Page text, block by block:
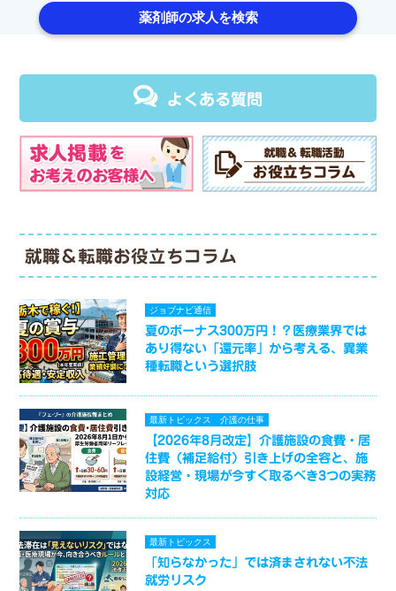
薬剤師の求人を検索
よくある質問
就職＆転職お役立ちコラム
ジョブナビ通信
夏のボーナス300万円！？医療業界では
あり得ない「還元率」から考える、異業
種転職という選択肢
最新トピックス 介護の仕事
【2026年8月改定】介護施設の食費・居
住費（補足給付）引き上げの全容と、施
設経営・現場が今すぐ取るべき3つの実務
対応
最新トピックス
「知らなかった」では済まされない不法
就労リスク